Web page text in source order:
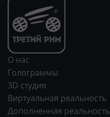
О нас
Голограммы
3D студия
Виртуальная реальность
Дополненная реальность